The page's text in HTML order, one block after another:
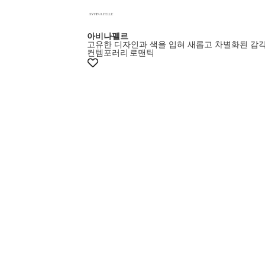
아비나펠르
고유한 디자인과 색을 입혀 새롭고 차별화된 감
컨템포러리 로맨틱